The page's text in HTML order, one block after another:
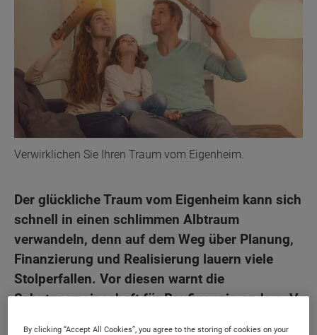
Verwirklichen Sie Ihren Traum vom Eigenheim.
Der glückliche Traum vom Eigenheim kann sich
schnell in einen schlimmen Albtraum
verwandeln, denn auf dem Weg über Planung,
Finanzierung und Realisierung lauern viele
Stolperfallen. Vor diesen warnt die
Schutzgemeinschaft für Baufinanzierende e. V.
By clicking “Accept All Cookies”, you agree to the storing of cookies on your